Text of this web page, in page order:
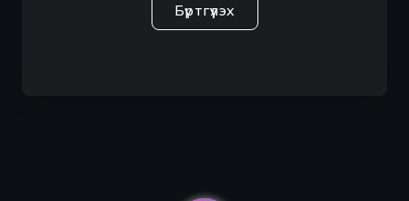
Бүртгүүлэх